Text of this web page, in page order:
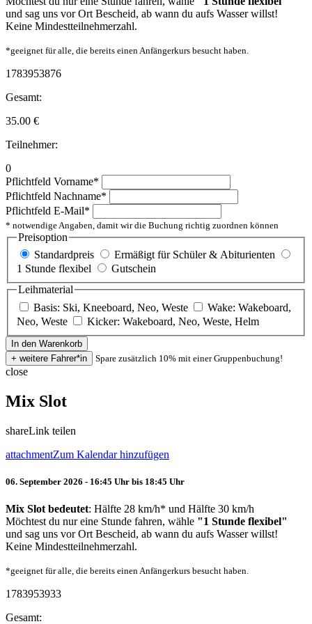
und sag uns vor Ort Bescheid, ab wann du aufs Wasser willst!
Keine Mindestteilnehmerzahl.
*geeignet für alle, die bereits einen Anfängerkurs besucht haben.
1783953876
Gesamt:
35.00 €
Teilnehmer:
0
Pflichtfeld Vorname*
Pflichtfeld Nachname*
Pflichtfeld E-Mail*
* notwendige Angaben, damit wir die Buchung richtig zuordnen können
Preisoption
Standardpreis
Ermäßigt für Schüler & Abiturienten
1 Stunde flexibel
Gutschein
Leihmaterial
Basis: Ski, Kneeboard, Neo, Weste
Wake: Wakeboard,
Neo, Weste
Kicker: Wakeboard, Neo, Weste, Helm
Spare zusätzlich 10% mit einer Gruppenbuchung!
close
Mix Slot
shareLink teilen
attachmentZum Kalendar hinzufügen
06. September 2026 - 16:45 Uhr bis 18:45 Uhr
Mix Slot bedeutet: Hälfte 28 km/h* und Hälfte 30 km/h
Möchtest du nur eine Stunde fahren, wähle "1 Stunde flexibel"
und sag uns vor Ort Bescheid, ab wann du aufs Wasser willst!
Keine Mindestteilnehmerzahl.
*geeignet für alle, die bereits einen Anfängerkurs besucht haben.
1783953933
Gesamt: